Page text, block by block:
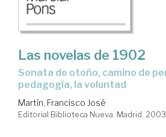
Las novelas de 1902
sonata de otoño, camino de perfección, amor y
pedagogía, la voluntad
Martín, Francisco José
Editorial Biblioteca Nueva. Madrid, 2003